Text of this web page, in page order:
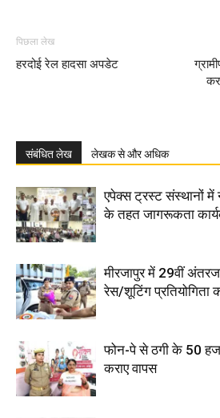
पिछला लेख
हरदोई रेल हादसा अपडेट
संबंधित लेख लेखक से और अधिक
एपेक्स ट्रस्ट संस्थानों में
के तहत जागरूकता
मीरजापुर में 29वीं
रेस/शूटिंग प्रतियोगिता
फोन-पे से ठगी के 50
कराए वापस